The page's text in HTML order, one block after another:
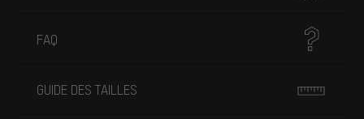
FAQ
GUIDE DES TAILLES